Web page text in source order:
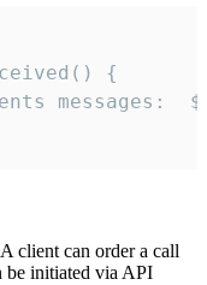
{
client can order a call
be initiated via API